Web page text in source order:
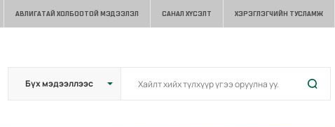
АВЛИГАТАЙ ХОЛБООТОЙ МЭДЭЭЛЭЛ САНАЛ ХҮСЭЛТ ХЭРЭГЛЭГЧИЙН ТУСЛАМЖ